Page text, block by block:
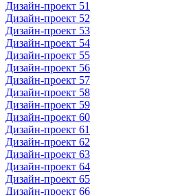
Дизайн-проект 51
Дизайн-проект 52
Дизайн-проект 53
Дизайн-проект 54
Дизайн-проект 55
Дизайн-проект 56
Дизайн-проект 57
Дизайн-проект 58
Дизайн-проект 59
Дизайн-проект 60
Дизайн-проект 61
Дизайн-проект 62
Дизайн-проект 63
Дизайн-проект 64
Дизайн-проект 65
Дизайн-проект 66